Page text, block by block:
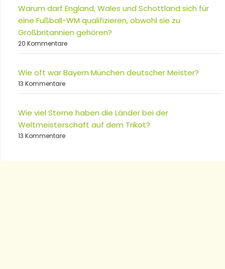
Warum darf England, Wales und Schottland sich für
eine Fußball-WM qualifizieren, obwohl sie zu
Großbritannien gehören?
20 Kommentare
Wie oft war Bayern München deutscher Meister?
13 Kommentare
Wie viel Sterne haben die Länder bei der
Weltmeisterschaft auf dem Trikot?
13 Kommentare